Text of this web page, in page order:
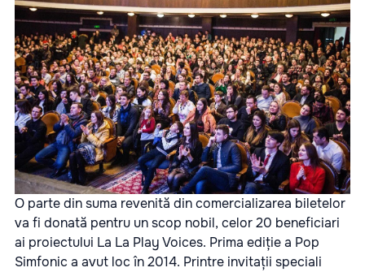
O parte din suma revenită din comercializarea biletelor
va fi donată pentru un scop nobil, celor 20 beneficiari
ai proiectului La La Play Voices. Prima ediție a Pop
Simfonic a avut loc în 2014. Printre invitații speciali